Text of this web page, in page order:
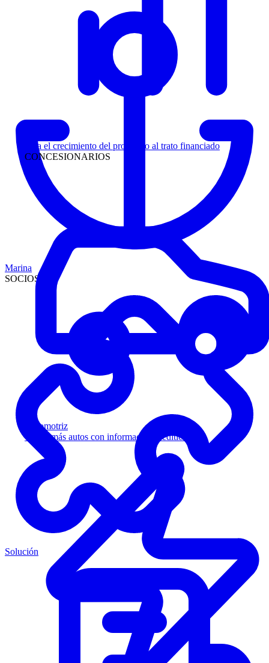
Siga el crecimiento del prospecto al trato financiado
CONCESIONARIOS
Automotriz
Venda más autos con información crediticia
Marina
SOCIOS
Solución